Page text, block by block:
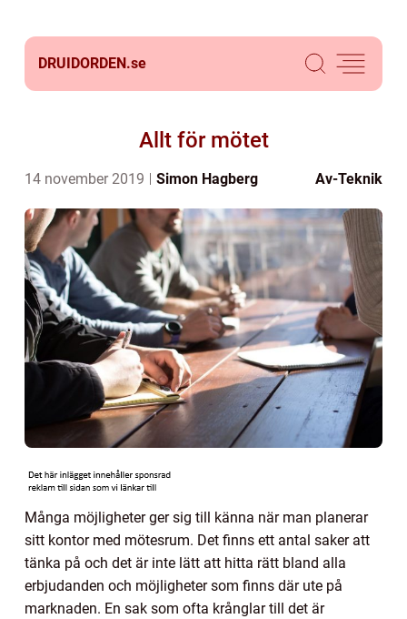
DRUIDORDEN.se
Allt för mötet
14 november 2019 Simon Hagberg Av-Teknik
Många möjligheter ger sig till känna när man planerar
sitt kontor med mötesrum. Det finns ett antal saker att
tänka på och det är inte lätt att hitta rätt bland alla
erbjudanden och möjligheter som finns där ute på
marknaden. En sak som ofta krånglar till det är